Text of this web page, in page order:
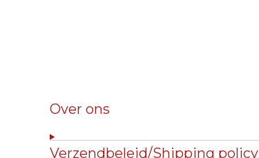
Over ons
Verzendbeleid/Shipping policy